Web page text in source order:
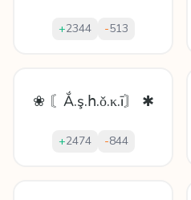
+2344 -513
❀ 〘Ắ.ş.հ.ǒ.κ.ī〙 ✱
+2474 -844